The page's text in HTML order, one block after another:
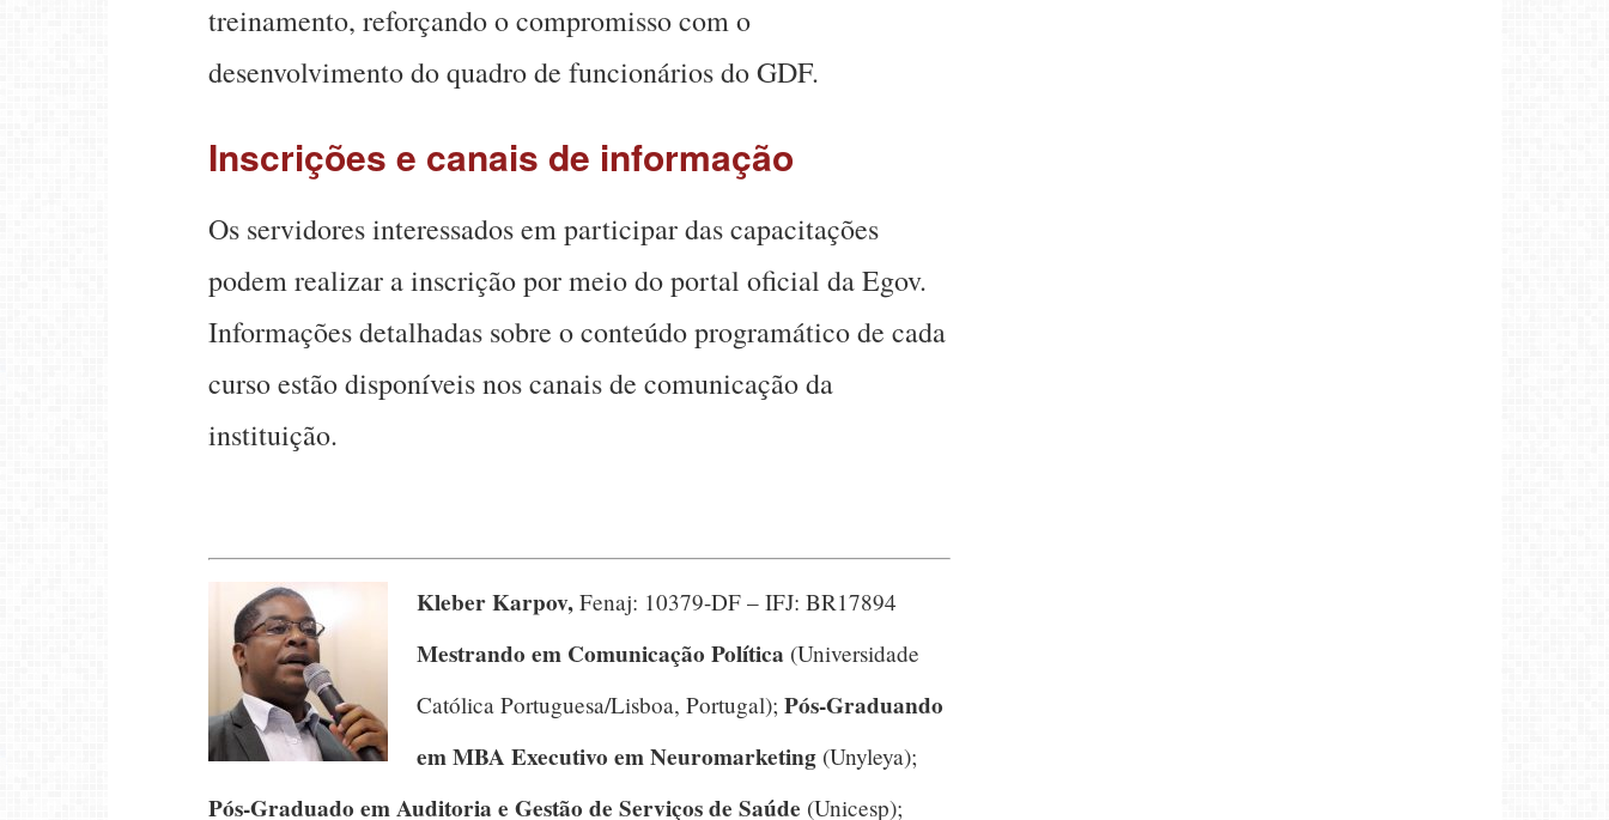
treinamento, reforçando o compromisso com o
desenvolvimento do quadro de funcionários do GDF.
Inscrições e canais de informação
Os servidores interessados em participar das capacitações
podem realizar a inscrição por meio do portal oficial da Egov.
Informações detalhadas sobre o conteúdo programático de cada
curso estão disponíveis nos canais de comunicação da
instituição.
Kleber Karpov, Fenaj: 10379-DF – IFJ: BR17894
Mestrando em Comunicação Política (Universidade
Católica Portuguesa/Lisboa, Portugal); Pós-Graduando
em MBA Executivo em Neuromarketing (Unyleya);
Pós-Graduado em Auditoria e Gestão de Serviços de Saúde (Unicesp);